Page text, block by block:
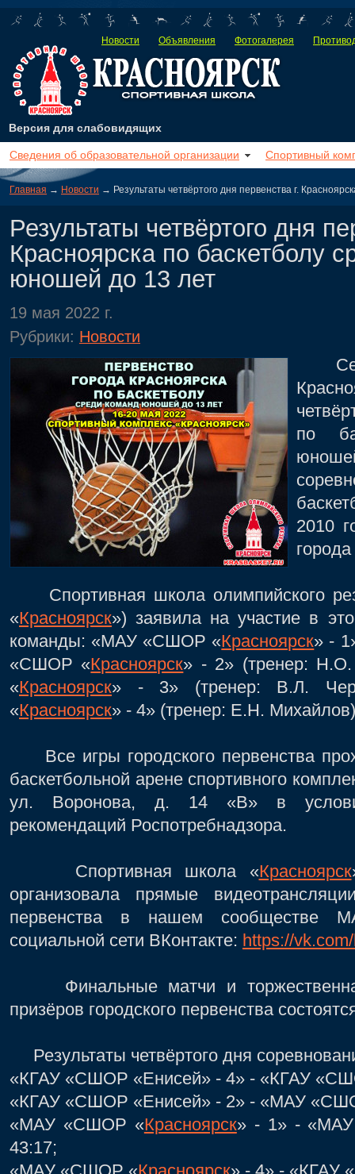
Новости Объявления Фотогалерея
Версия для слабовидящих
Сведения об образовательной организации Спортивный
Главная → Новости → Результаты четвёртого дня первенства г.
Результаты четвёртого дня
Красноярска по баскетболу
юношей до 13 лет
19 мая 2022 г.
Рубрики: Новости
по
2010
Спортивная школа олимпийского
«Красноярск») заявила на участие в
команды: «МАУ «СШОР «Красноярск» -
«СШОР «Красноярск» - 2» (тренер:
«Красноярск» - 3» (тренер: В.Л.
«Красноярск» - 4» (тренер: Е.Н.
Все игры городского первенства
баскетбольной арене спортивного
ул. Воронова, д. 14 «В» в
рекомендаций Роспотребнадзора.
Спортивная школа «Красноярск
организовала прямые
первенства в нашем
социальной сети ВКонтакте: https://
Финальные матчи и
призёров городского первенства
Результаты четвёртого дня
«КГАУ «СШОР «Енисей» - 4» - «КГАУ
«КГАУ «СШОР «Енисей» - 2» - «МАУ
«МАУ «СШОР «Красноярск» - 1» -
43:17;